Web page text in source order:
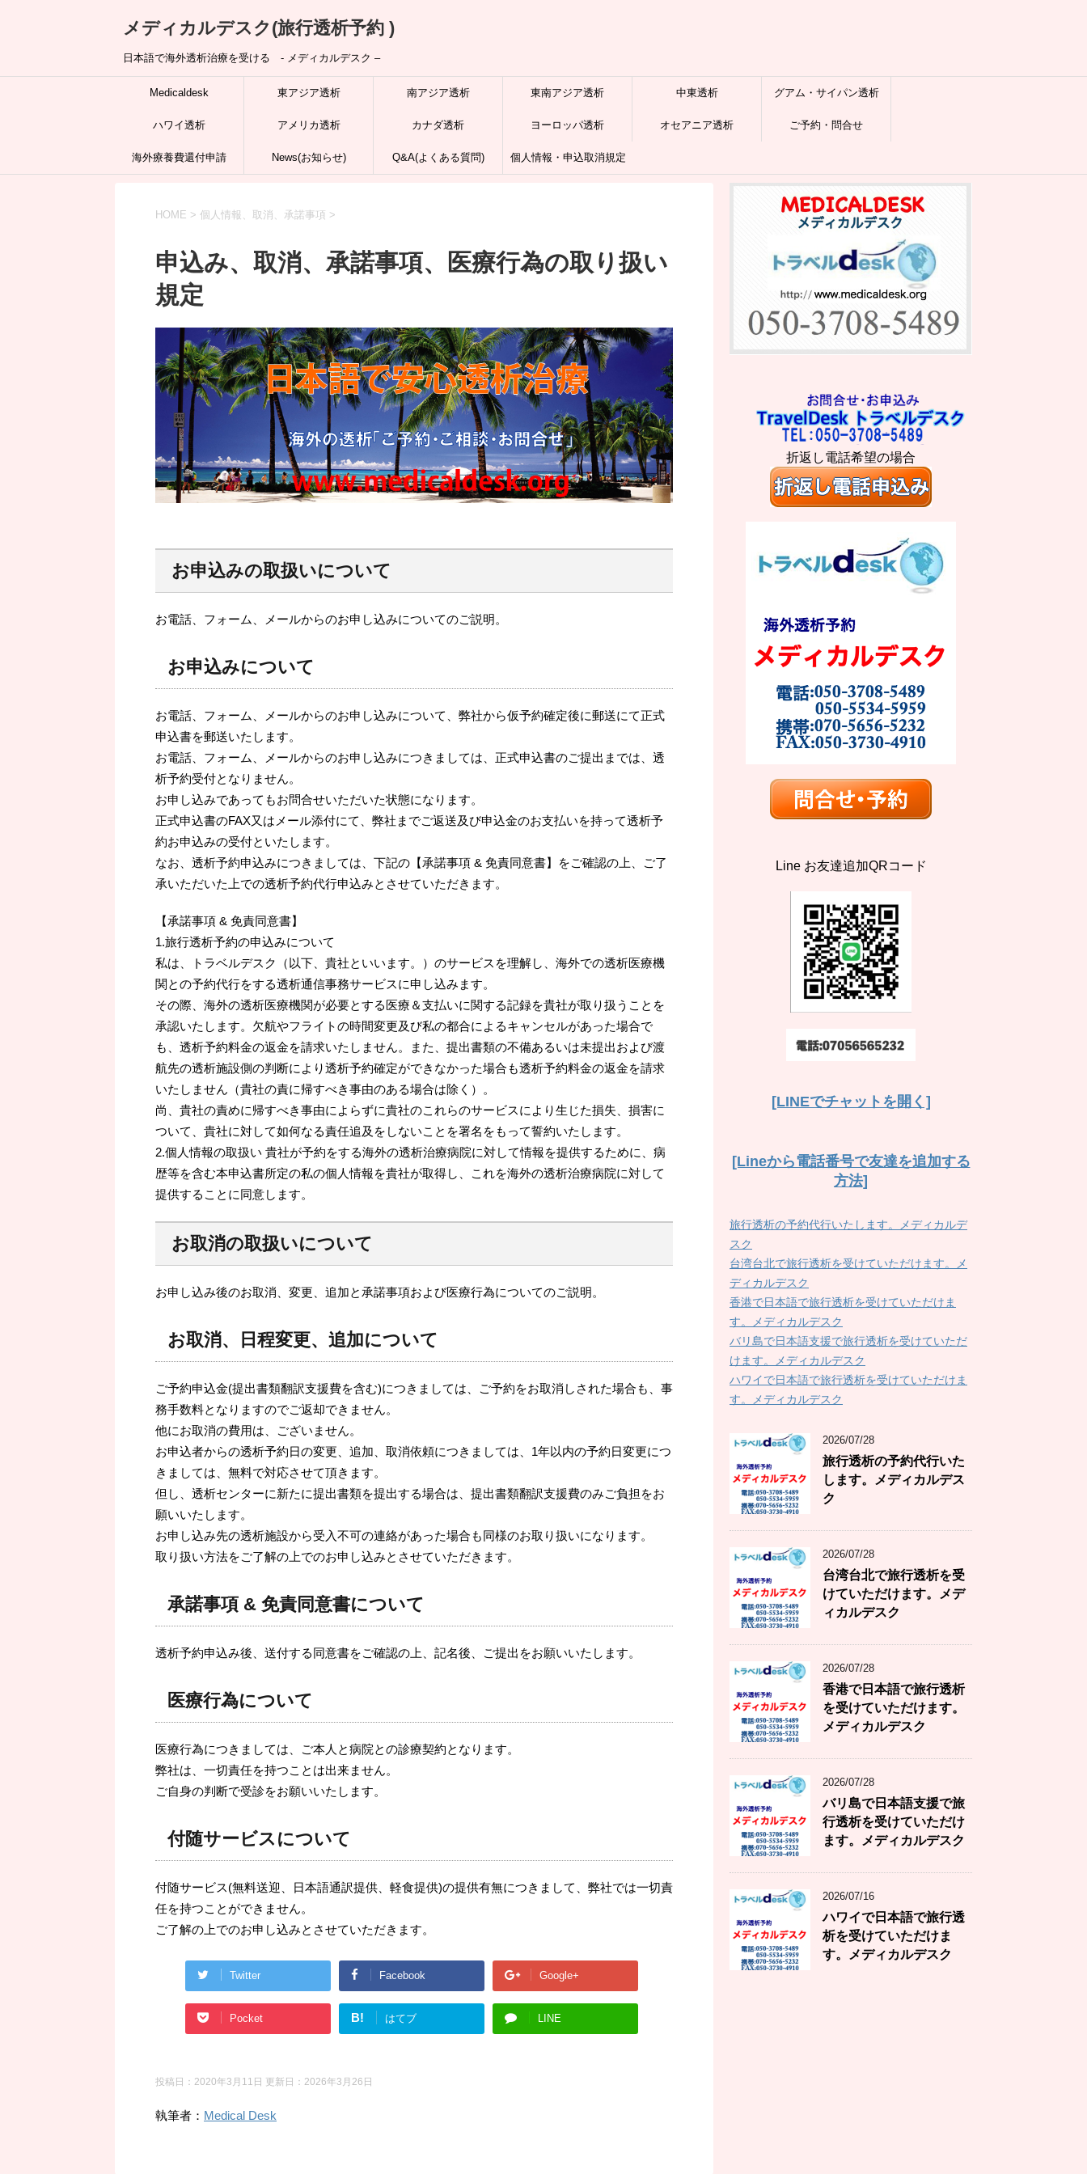
メディカルデスク(旅行透析予約 )
日本語で海外透析治療を受ける - メディカルデスク –
Medicaldesk 東アジア透析 南アジア透析 東南アジア透析 中東透析 グアム・サイパン透析
ハワイ透析 アメリカ透析 カナダ透析 ヨーロッパ透析 オセアニア透析 ご予約・問合せ
海外療養費還付申請 News(お知らせ) Q&A(よくある質問) 個人情報・申込取消規定
HOME > 個人情報、取消、承諾事項 >
申込み、取消、承諾事項、医療行為の取り扱い
規定
お申込みの取扱いについて
お電話、フォーム、メールからのお申し込みについてのご説明。
お申込みについて
お電話、フォーム、メールからのお申し込みについて、弊社から仮予約確定後に郵送にて正式
申込書を郵送いたします。
お電話、フォーム、メールからのお申し込みにつきましては、正式申込書のご提出までは、透
析予約受付となりません。
お申し込みであってもお問合せいただいた状態になります。
正式申込書のFAX又はメール添付にて、弊社までご返送及び申込金のお支払いを持って透析予
約お申込みの受付といたします。
なお、透析予約申込みにつきましては、下記の【承諾事項 & 免責同意書】をご確認の上、ご了
承いただいた上での透析予約代行申込みとさせていただきます。
【承諾事項 & 免責同意書】
1.旅行透析予約の申込みについて
私は、トラベルデスク（以下、貴社といいます。）のサービスを理解し、海外での透析医療機
関との予約代行をする透析通信事務サービスに申し込みます。
その際、海外の透析医療機関が必要とする医療＆支払いに関する記録を貴社が取り扱うことを
承認いたします。欠航やフライトの時間変更及び私の都合によるキャンセルがあった場合で
も、透析予約料金の返金を請求いたしません。また、提出書類の不備あるいは未提出および渡
航先の透析施設側の判断により透析予約確定ができなかった場合も透析予約料金の返金を請求
いたしません（貴社の責に帰すべき事由のある場合は除く）。
尚、貴社の責めに帰すべき事由によらずに貴社のこれらのサービスにより生じた損失、損害に
ついて、貴社に対して如何なる責任追及をしないことを署名をもって誓約いたします。
2.個人情報の取扱い 貴社が予約をする海外の透析治療病院に対して情報を提供するために、病
歴等を含む本申込書所定の私の個人情報を貴社が取得し、これを海外の透析治療病院に対して
提供することに同意します。
お取消の取扱いについて
お申し込み後のお取消、変更、追加と承諾事項および医療行為についてのご説明。
お取消、日程変更、追加について
ご予約申込金(提出書類翻訳支援費を含む)につきましては、ご予約をお取消しされた場合も、事
務手数料となりますのでご返却できません。
他にお取消の費用は、ございません。
お申込者からの透析予約日の変更、追加、取消依頼につきましては、1年以内の予約日変更につ
きましては、無料で対応させて頂きます。
但し、透析センターに新たに提出書類を提出する場合は、提出書類翻訳支援費のみご負担をお
願いいたします。
お申し込み先の透析施設から受入不可の連絡があった場合も同様のお取り扱いになります。
取り扱い方法をご了解の上でのお申し込みとさせていただきます。
承諾事項 & 免責同意書について
透析予約申込み後、送付する同意書をご確認の上、記名後、ご提出をお願いいたします。
医療行為について
医療行為につきましては、ご本人と病院との診療契約となります。
弊社は、一切責任を持つことは出来ません。
ご自身の判断で受診をお願いいたします。
付随サービスについて
付随サービス(無料送迎、日本語通訳提供、軽食提供)の提供有無につきまして、弊社では一切責
任を持つことができません。
ご了解の上でのお申し込みとさせていただきます。
Twitter Facebook Google+
Pocket B! はてブ LINE
投稿日：2020年3月11日 更新日： 2026年3月26日
執筆者： Medical Desk
折返し電話希望の場合
Line お友達追加QRコード
[LINEでチャットを開く]
[Lineから電話番号で友達を追加する
方法]
旅行透析の予約代行いたします。メディカルデ
スク
台湾台北で旅行透析を受けていただけます。メ
ディカルデスク
香港で日本語で旅行透析を受けていただけま
す。メディカルデスク
バリ島で日本語支援で旅行透析を受けていただ
けます。メディカルデスク
ハワイで日本語で旅行透析を受けていただけま
す。メディカルデスク
2026/07/28
旅行透析の予約代行いた
します。メディカルデス
ク
2026/07/28
台湾台北で旅行透析を受
けていただけます。メデ
ィカルデスク
2026/07/28
香港で日本語で旅行透析
を受けていただけます。
メディカルデスク
2026/07/28
バリ島で日本語支援で旅
行透析を受けていただけ
ます。メディカルデスク
2026/07/16
ハワイで日本語で旅行透
析を受けていただけま
す。メディカルデスク